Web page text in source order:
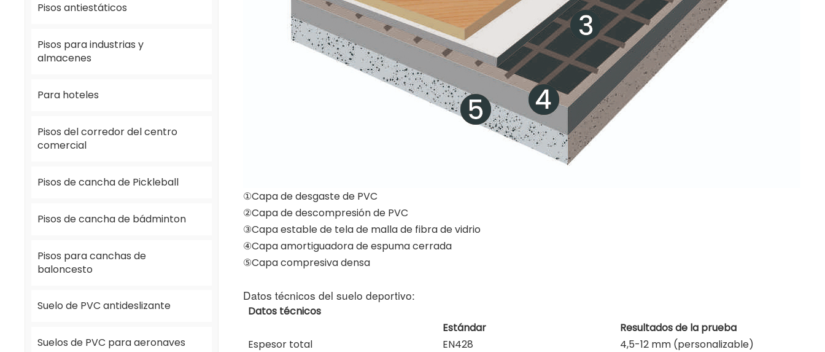
Pisos antiestáticos
Pisos para industrias y
almacenes
Para hoteles
Pisos del corredor del centro
comercial
Pisos de cancha de Pickleball
Pisos de cancha de bádminton
Pisos para canchas de
baloncesto
Suelo de PVC antideslizante
Suelos de PVC para aeronaves
①Capa de desgaste de PVC
②Capa de descompresión de PVC
③Capa estable de tela de malla de fibra de vidrio
④Capa amortiguadora de espuma cerrada
⑤Capa compresiva densa
Datos técnicos del suelo deportivo:
Datos técnicos
Estándar
Resultados de la prueba
Espesor total
EN428
4,5-12 mm (personalizable)